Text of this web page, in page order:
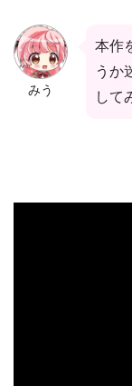
みう
本作
うか
して